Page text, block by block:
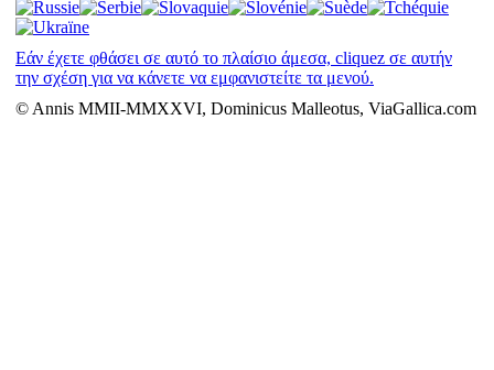
Εάν έχετε φθάσει σε αυτό το πλαίσιο άμεσα, cliquez σε αυτήν
την σχέση για να κάνετε να εμφανιστείτε τα μενού.
© Annis MMII-MMXXVI, Dominicus Malleotus, ViaGallica.com